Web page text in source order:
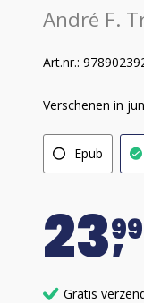
André F.
Art.nr.:
Verschenen in
Epub
2399
Gratis